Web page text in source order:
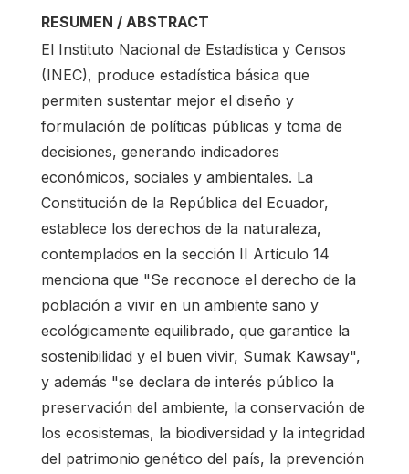
RESUMEN / ABSTRACT
El Instituto Nacional de Estadística y Censos
(INEC), produce estadística básica que
permiten sustentar mejor el diseño y
formulación de políticas públicas y toma de
decisiones, generando indicadores
económicos, sociales y ambientales. La
Constitución de la República del Ecuador,
establece los derechos de la naturaleza,
contemplados en la sección II Artículo 14
menciona que "Se reconoce el derecho de la
población a vivir en un ambiente sano y
ecológicamente equilibrado, que garantice la
sostenibilidad y el buen vivir, Sumak Kawsay",
y además "se declara de interés público la
preservación del ambiente, la conservación de
los ecosistemas, la biodiversidad y la integridad
del patrimonio genético del país, la prevención